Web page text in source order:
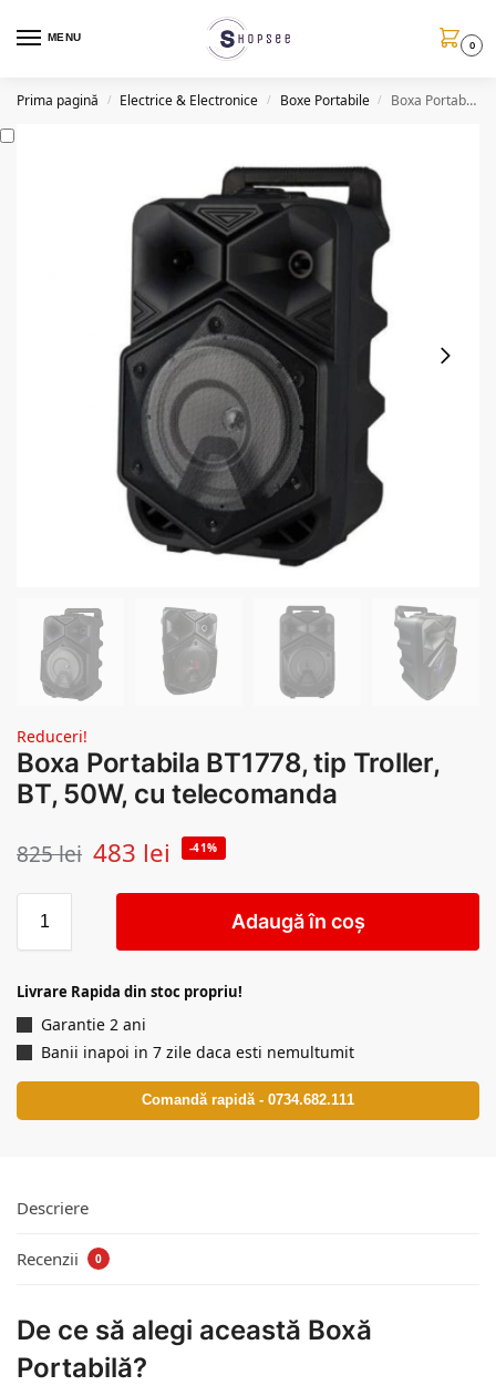
MENU
0
Prima pagină / Electrice & Electronice / Boxe Portabile / Boxa Portabila BT1778, tip Troller, BT, 50W, cu telecomanda
Reduceri!
Boxa Portabila BT1778, tip Troller,
BT, 50W, cu telecomanda
825lei 483 lei -41%
Adaugă în coș
Livrare Rapida din stoc propriu!
Garantie 2 ani
Banii inapoi in 7 zile daca esti nemultumit
Comandă rapidă - 0734.682.111
Descriere
Recenzii 0
De ce să alegi această Boxă
Portabilă?